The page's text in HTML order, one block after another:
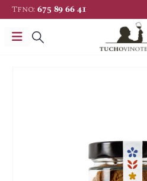
Tfno:675 89 66 41